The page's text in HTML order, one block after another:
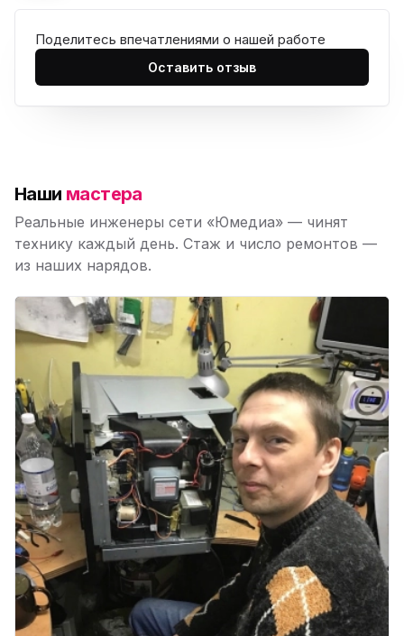
Поделитесь впечатлениями о нашей работе
Оставить отзыв
Наши мастера
Реальные инженеры сети «Юмедиа» — чинят
технику каждый день. Стаж и число ремонтов —
из наших нарядов.